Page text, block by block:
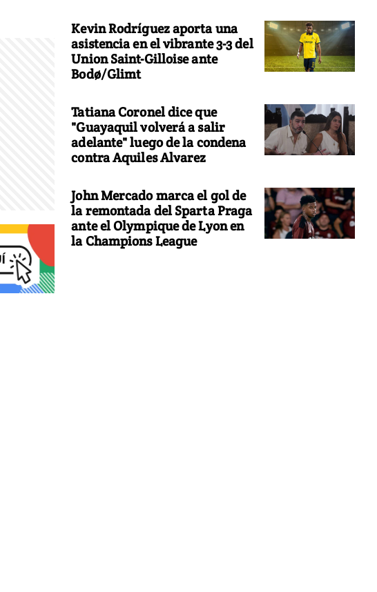
Kevin Rodríguez aporta una
asistencia en el vibrante 3-3 del
Union Saint-Gilloise ante
Bodø/Glimt
Tatiana Coronel dice que
"Guayaquil volverá a salir
adelante" luego de la condena
contra Aquiles Alvarez
John Mercado marca el gol de
la remontada del Sparta Praga
ante el Olympique de Lyon en
la Champions League